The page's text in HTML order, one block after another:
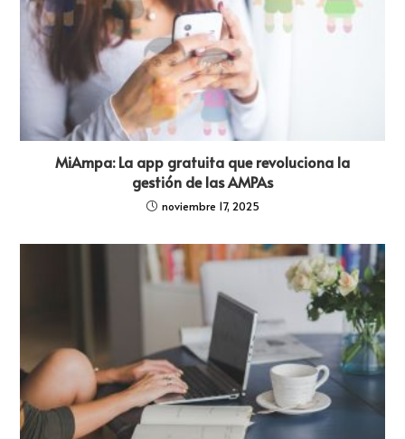
MiAmpa: La app gratuita que revoluciona la
gestión de las AMPAs
noviembre 17, 2025